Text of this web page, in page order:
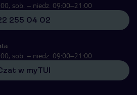
sob. – niedz. 09:00–21:00
255 04 02
sob. – niedz. 09:00–21:00
w myTUI